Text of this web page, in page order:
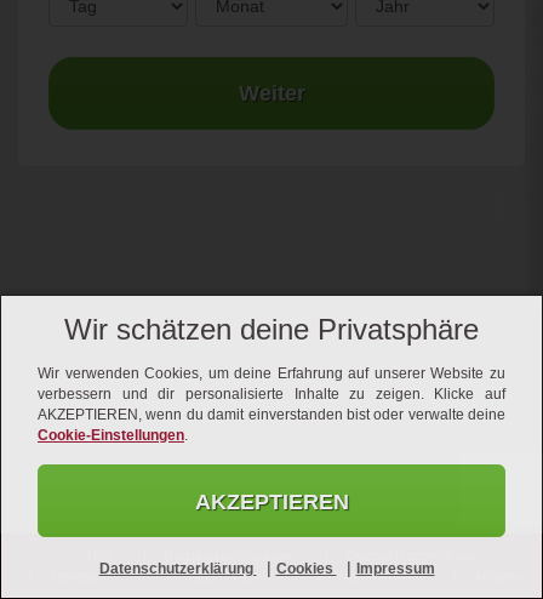
Weiter
Impressum
Vertrag kündigen Vertrag widerrufen
Wir schätzen deine Privatsphäre
Wir verwenden Cookies, um deine Erfahrung auf unserer Website zu
verbessern und dir personalisierte Inhalte zu zeigen. Klicke auf
AKZEPTIEREN, wenn du damit einverstanden bist oder verwalte deine
Cookie-Einstellungen.
AKZEPTIEREN
Datenschutzerklärung | Cookies | Impressum